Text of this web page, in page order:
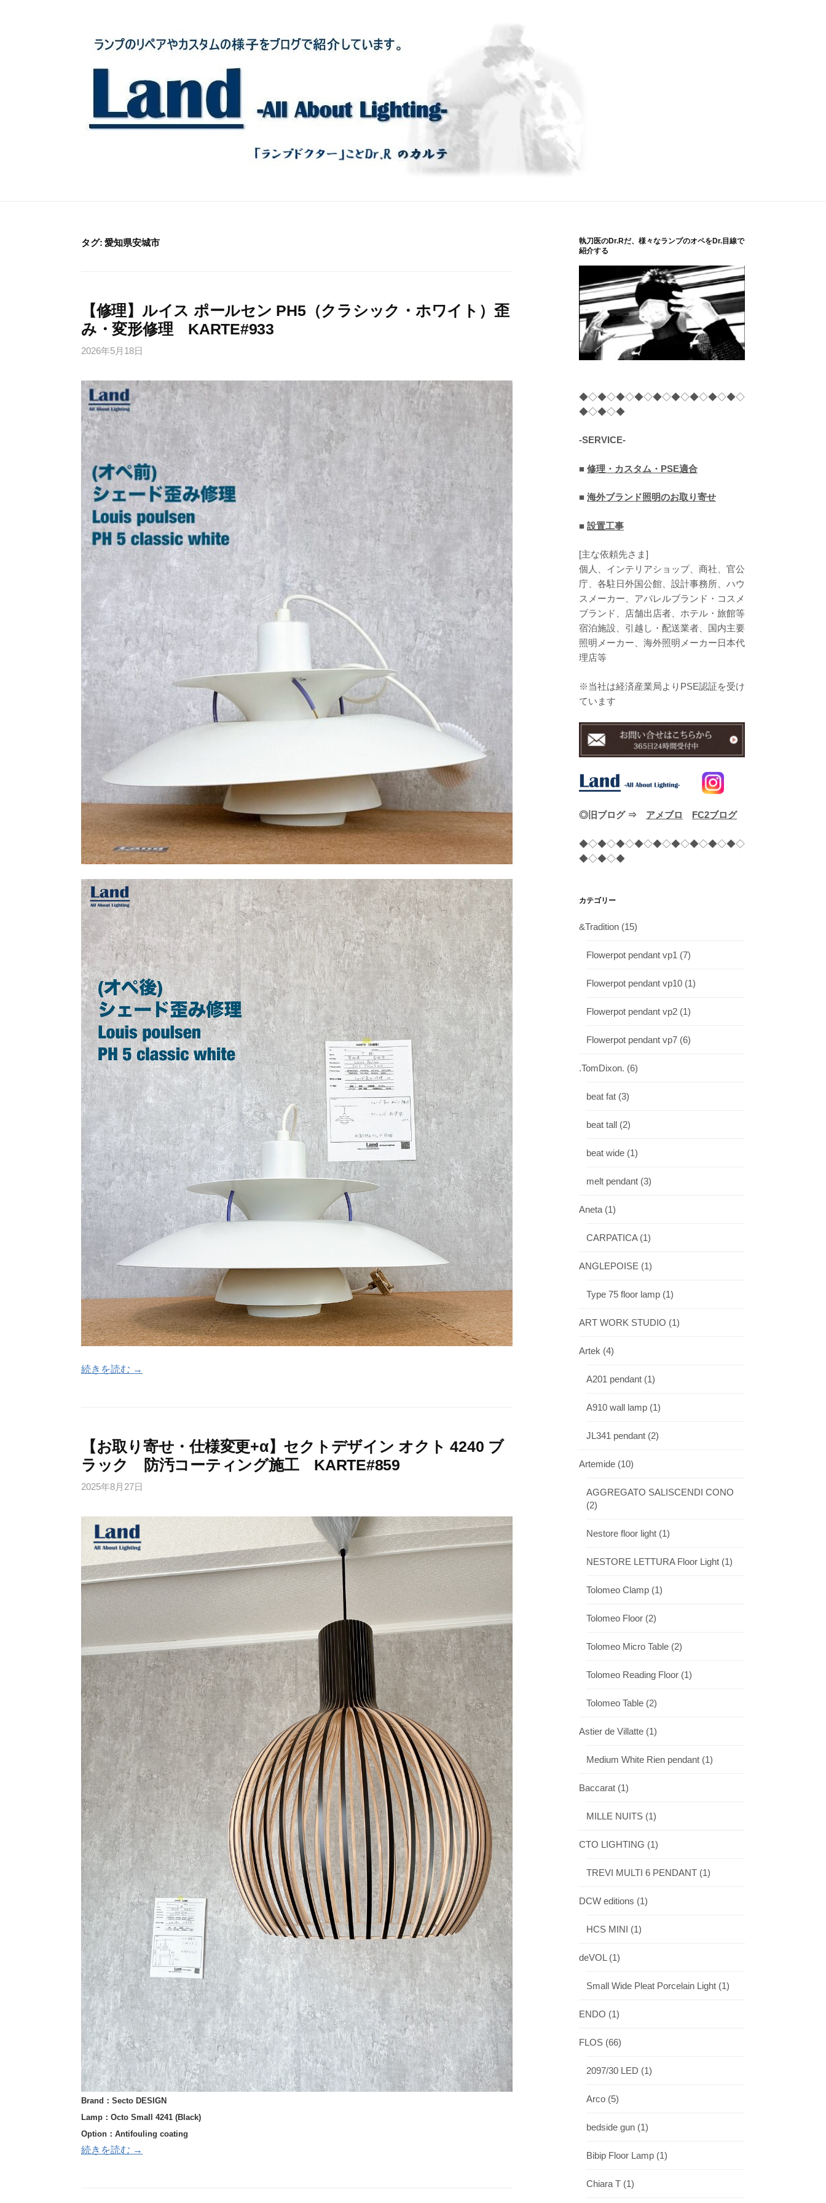
タグ:愛知県安城市
【修理】ルイス ポールセン PH5（クラシック・ホワイト）歪
み・変形修理 KARTE#933
2026年5月18日
続きを読む →
【お取り寄せ・仕様変更+α】セクトデザイン オクト 4240 ブ
ラック 防汚コーティング施工 KARTE#859
2025年8月27日
Brand：Secto DESIGN
Lamp：Octo Small 4241 (Black)
Option：Antifouling coating
続きを読む →
執刀医のDr.Rだ、様々なランプのオペをDr.目線で
紹介する
◆◇◆◇◆◇◆◇◆◇◆◇◆◇◆◇◆◇
◆◇◆◇◆
-SERVICE-
■ 修理・カスタム・PSE適合
■ 海外ブランド照明のお取り寄せ
■ 設置工事
[主な依頼先さま]
個人、インテリアショップ、商社、官公
庁、各駐日外国公館、設計事務所、ハウ
スメーカー、アパレルブランド・コスメ
ブランド、店舗出店者、ホテル・旅館等
宿泊施設、引越し・配送業者、国内主要
照明メーカー、海外照明メーカー日本代
理店等
※当社は経済産業局よりPSE認証を受け
ています
◎旧ブログ ⇒ アメブロ FC2ブログ
◆◇◆◇◆◇◆◇◆◇◆◇◆◇◆◇◆◇
◆◇◆◇◆
カテゴリー
&Tradition (15)
Flowerpot pendant vp1 (7)
Flowerpot pendant vp10 (1)
Flowerpot pendant vp2 (1)
Flowerpot pendant vp7 (6)
.TomDixon. (6)
beat fat (3)
beat tall (2)
beat wide (1)
melt pendant (3)
Aneta (1)
CARPATICA(1)
ANGLEPOISE (1)
Type 75 floor lamp (1)
ART WORK STUDIO (1)
Artek (4)
A201 pendant (1)
A910 wall lamp (1)
JL341 pendant (2)
Artemide (10)
AGGREGATO SALISCENDI CONO
(2)
Nestore floor light (1)
NESTORE LETTURA Floor Light (1)
Tolomeo Clamp (1)
Tolomeo Floor (2)
Tolomeo Micro Table (2)
Tolomeo Reading Floor (1)
Tolomeo Table (2)
Astier de Villatte (1)
Medium White Rien pendant (1)
Baccarat (1)
MILLE NUITS (1)
CTO LIGHTING (1)
TREVI MULTI 6 PENDANT (1)
DCW editions (1)
HCS MINI (1)
deVOL (1)
Small Wide Pleat Porcelain Light (1)
ENDO (1)
FLOS (66)
2097/30 LED (1)
Arco (5)
bedside gun (1)
Bibip Floor Lamp (1)
Chiara T (1)